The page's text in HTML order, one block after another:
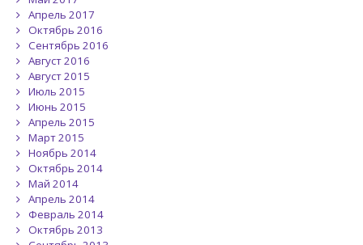
Апрель 2017
Октябрь 2016
Сентябрь 2016
Август 2016
Август 2015
Июль 2015
Июнь 2015
Апрель 2015
Март 2015
Ноябрь 2014
Октябрь 2014
Май 2014
Апрель 2014
Февраль 2014
Октябрь 2013